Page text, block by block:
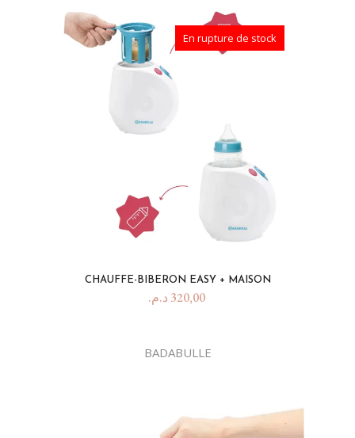
En rupture de stock
CHAUFFE-BIBERON EASY + MAISON
320,00 د.م.
BADABULLE